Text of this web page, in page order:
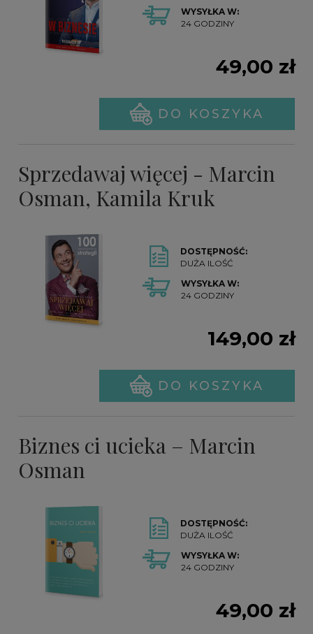
WYSYŁKA W:
24 GODZINY
49,00 zł
DO KOSZYKA
Sprzedawaj więcej - Marcin
Osman, Kamila Kruk
DOSTĘPNOŚĆ:
DUŻA ILOŚĆ
WYSYŁKA W:
24 GODZINY
149,00 zł
DO KOSZYKA
Biznes ci ucieka – Marcin
Osman
DOSTĘPNOŚĆ:
DUŻA ILOŚĆ
WYSYŁKA W:
24 GODZINY
49,00 zł